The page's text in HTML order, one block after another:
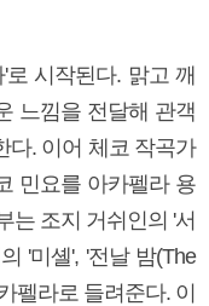
시작된다. 맑고 깨
느낌을 전달해 관객
다. 이어 체코 작곡가
민요를 아카펠라 용
는 조지 거쉬인의 '서
'미셸', '전날 밤(The
펠라로 들려준다. 이